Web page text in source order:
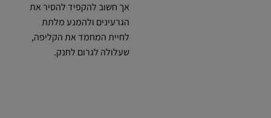
אך חשוב להקפיד להסיר את
הגרעינים ולהמנע מלתת
לחיית המחמד את הקליפה,
שעלולה לגרום לחנק.